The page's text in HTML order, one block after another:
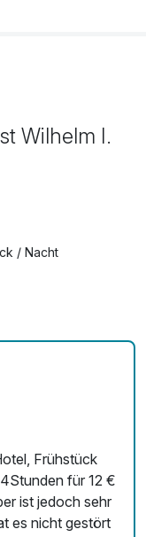
Wilhelm I.
/ Nacht
Frühstück
für 12 €
ist jedoch sehr
es nicht gestört